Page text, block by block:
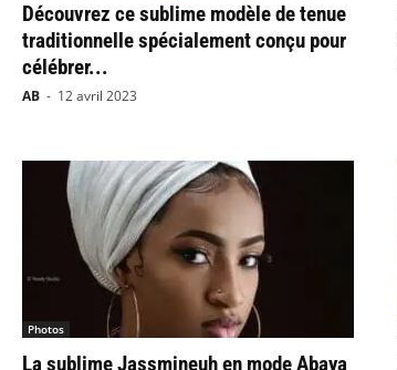
Découvrez ce sublime modèle de tenue
traditionnelle spécialement conçu pour
célébrer...
AB - 12 avril 2023
Photos
La sublime Jassmineuh en mode Abaya